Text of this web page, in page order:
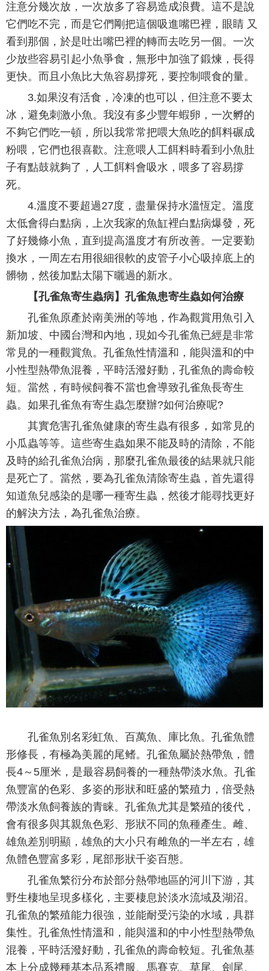
注意分幾次放，一次放多了容易造成浪費。這不是說
它們吃不完，而是它們剛把這個吸進嘴巴裡，眼睛 又
看到那個，於是吐出嘴巴裡的轉而去吃另一個。一次
少放些容易引起小魚爭食，無形中加強了鍛煉，長得
更快。而且小魚比大魚容易撐死，要控制喂食的量。
3.如果沒有活食，冷凍的也可以，但注意不要太
冰，避免刺激小魚。我沒有多少豐年蝦卵，一次孵的
不夠它們吃一頓，所以我常常把喂大魚吃的餌料碾成
粉喂，它們也很喜歡。注意喂人工餌料時看到小魚肚
子有點鼓就夠了，人工餌料會吸水，喂多了容易撐
死。
4.溫度不要超過27度，盡量保持水溫恆定。溫度
太低會得白點病，上次我家的魚缸裡白點病爆發，死
了好幾條小魚，直到提高溫度才有所改善。一定要勤
換水，一周左右用很細很軟的皮管子小心吸掉底上的
髒物，然後加點太陽下曬過的新水。
【孔雀魚寄生蟲病】孔雀魚患寄生蟲如何治療
孔雀魚原產於南美洲的等地，作為觀賞用魚引入
新加坡、中國台灣和內地，現如今孔雀魚已經是非常
常見的一種觀賞魚。孔雀魚性情溫和，能與溫和的中
小性型熱帶魚混養，平時活潑好動，孔雀魚的壽命較
短。當然，有時候飼養不當也會導致孔雀魚長寄生
蟲。如果孔雀魚有寄生蟲怎麼辦?如何治療呢?
其實危害孔雀魚健康的寄生蟲有很多，如常見的
小瓜蟲等等。這些寄生蟲如果不能及時的清除，不能
及時的給孔雀魚治病，那麼孔雀魚最後的結果就只能
是死亡了。當然，要為孔雀魚清除寄生蟲，首先還得
知道魚兒感染的是哪一種寄生蟲，然後才能尋找更好
的解決方法，為孔雀魚治療。
孔雀魚別名彩虹魚、百萬魚、庫比魚。孔雀魚體
形修長，有極為美麗的尾鳍。孔雀魚屬於熱帶魚，體
長4～5厘米，是最容易飼養的一種熱帶淡水魚。孔雀
魚豐富的色彩、多姿的形狀和旺盛的繁殖力，倍受熱
帶淡水魚飼養族的青睐。孔雀魚尤其是繁殖的後代，
會有很多與其親魚色彩、形狀不同的魚種產生。雌、
雄魚差別明顯，雄魚的大小只有雌魚的一半左右，雄
魚體色豐富多彩，尾部形狀千姿百態。
孔雀魚繁衍分布於部分熱帶地區的河川下游，其
野生棲地呈現多樣化，主要棲息於淡水流域及湖沼。
孔雀魚的繁殖能力很強，並能耐受污染的水域，具群
集性。孔雀魚性情溫和，能與溫和的中小性型熱帶魚
混養，平時活潑好動，孔雀魚的壽命較短。孔雀魚基
本上分成幾種基本品系禮服、馬賽克、草尾、劍尾、